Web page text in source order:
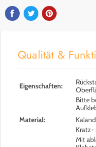
Qualität &
Eigenschaften:
Bitte
Material:
Kratz-
Mit